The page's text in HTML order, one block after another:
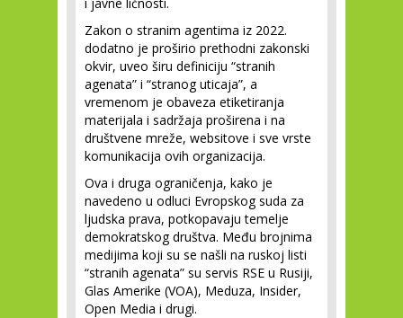
Zakon o stranim agentima iz 2022.
dodatno je proširio prethodni zakonski
okvir, uveo širu definiciju “stranih
agenata” i “stranog uticaja”, a
vremenom je obaveza etiketiranja
materijala i sadržaja proširena i na
društvene mreže, websitove i sve vrste
komunikacija ovih organizacija.
Ova i druga ograničenja, kako je
navedeno u odluci Evropskog suda za
ljudska prava, potkopavaju temelje
demokratskog društva. Među brojnima
medijima koji su se našli na ruskoj listi
“stranih agenata” su servis RSE u Rusiji,
Glas Amerike (VOA), Meduza, Insider,
Open Media i drugi.